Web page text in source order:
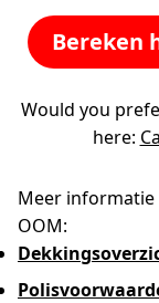
Bereken
Would you
here:
Meer informatie
OOM: